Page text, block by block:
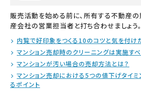
販売活動を始める前に、所有する不動産
産会社の営業担当者と打ち合わせましょう。
内覧で好印象をつくる10のコツと気を付け
マンション売却時のクリーニングは実施すべ
マンションが汚い場合の売却方法とは？
マンション売却における5つの値下げタイ
るポイント